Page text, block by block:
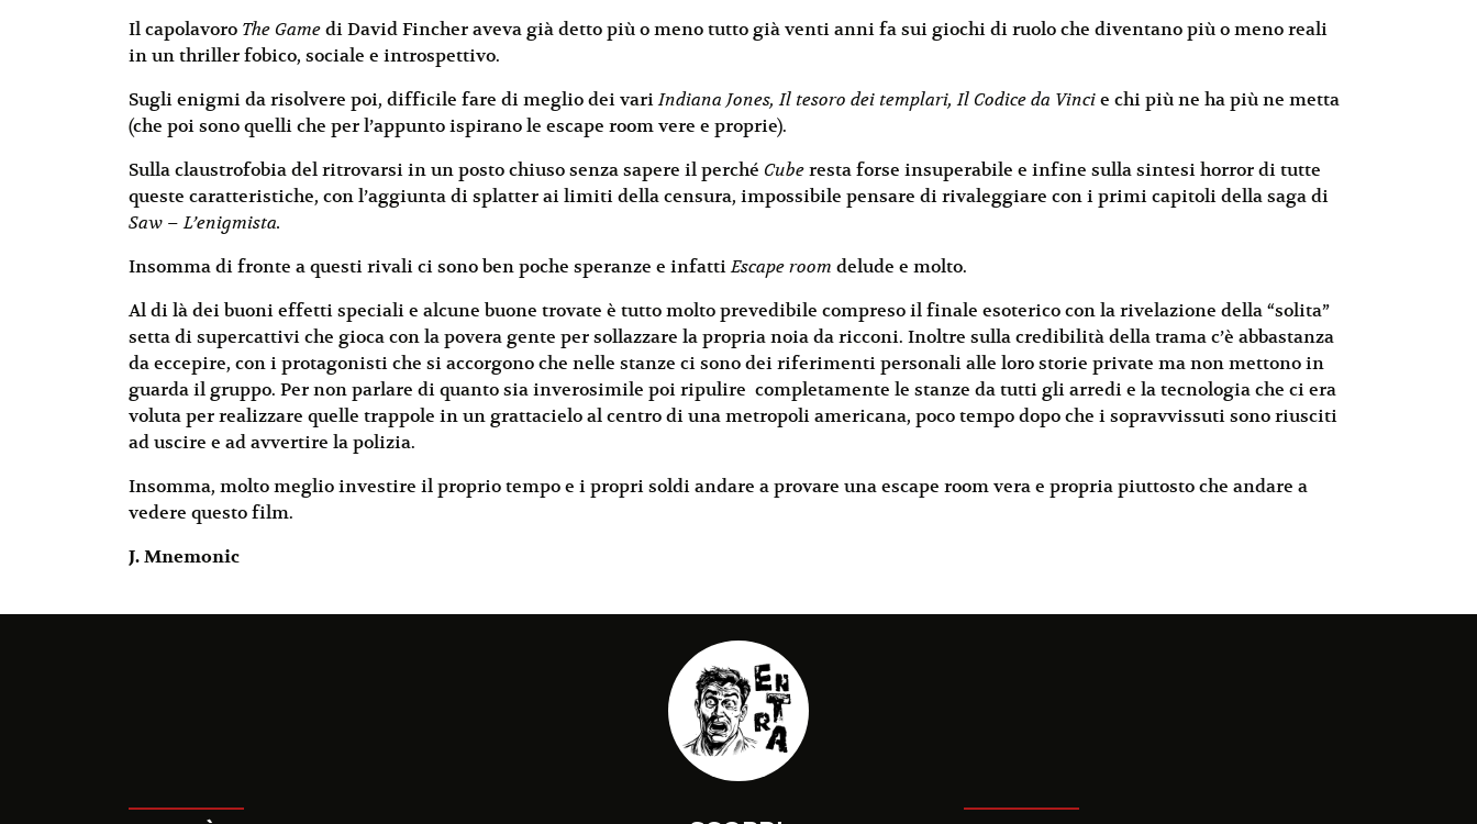
Il capolavoro The Game di David Fincher aveva già detto più o meno tutto già venti anni fa sui giochi di ruolo che diventano più o meno reali
in un thriller fobico, sociale e introspettivo.
Sugli enigmi da risolvere poi, difficile fare di meglio dei variIndiana Jones, Il tesoro dei templari, Il Codice da Vinci e chi più ne ha più ne metta
(che poi sono quelli che per l’appunto ispirano le escape room vere e proprie).
Sulla claustrofobia del ritrovarsi in un posto chiuso senza sapere il perché Cube resta forse insuperabile e infine sulla sintesi horror di tutte
queste caratteristiche, con l’aggiunta di splatter ai limiti della censura, impossibile pensare di rivaleggiare con i primi capitoli della saga di
Saw – L’enigmista.
Insomma di fronte a questi rivali ci sono ben poche speranze e infattiEscape room delude e molto.
Al di là dei buoni effetti speciali e alcune buone trovate è tutto molto prevedibile compreso il finale esoterico con la rivelazione della “solita”
setta di supercattivi che gioca con la povera gente per sollazzare la propria noia da ricconi. Inoltre sulla credibilità della trama c’è abbastanza
da eccepire, con i protagonisti che si accorgono che nelle stanze ci sono dei riferimenti personali alle loro storie private ma non mettono in
guarda il gruppo. Per non parlare di quanto sia inverosimile poi ripulire completamente le stanze da tutti gli arredi e la tecnologia che ci era
voluta per realizzare quelle trappole in un grattacielo al centro di una metropoli americana, poco tempo dopo che i sopravvissuti sono riusciti
ad uscire e ad avvertire la polizia.
Insomma, molto meglio investire il proprio tempo e i propri soldi andare a provare una escape room vera e propria piuttosto che andare a
vedere questo film.
J. Mnemonic